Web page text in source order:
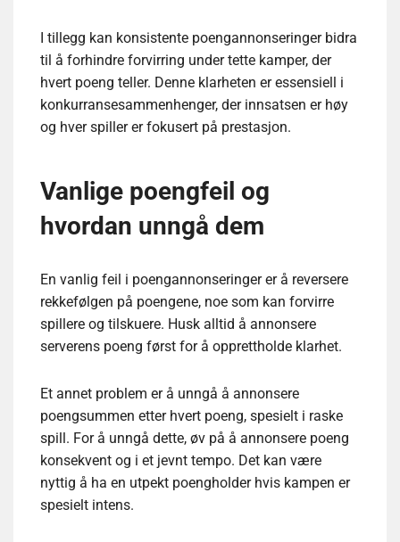
I tillegg kan konsistente poengannonseringer bidra
til å forhindre forvirring under tette kamper, der
hvert poeng teller. Denne klarheten er essensiell i
konkurransesammenhenger, der innsatsen er høy
og hver spiller er fokusert på prestasjon.
Vanlige poengfeil og
hvordan unngå dem
En vanlig feil i poengannonseringer er å reversere
rekkefølgen på poengene, noe som kan forvirre
spillere og tilskuere. Husk alltid å annonsere
serverens poeng først for å opprettholde klarhet.
Et annet problem er å unngå å annonsere
poengsummen etter hvert poeng, spesielt i raske
spill. For å unngå dette, øv på å annonsere poeng
konsekvent og i et jevnt tempo. Det kan være
nyttig å ha en utpekt poengholder hvis kampen er
spesielt intens.